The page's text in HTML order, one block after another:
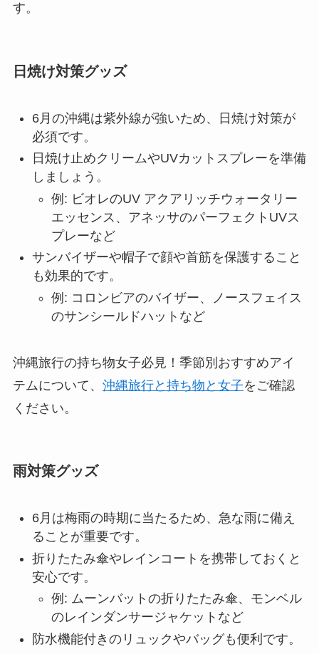
す。
日焼け対策グッズ
6月の沖縄は紫外線が強いため、日焼け対策が
必須です。
日焼け止めクリームやUVカットスプレーを準備
しましょう。
例: ビオレのUV アクアリッチウォータリー
エッセンス、アネッサのパーフェクトUVス
プレーなど
サンバイザーや帽子で顔や首筋を保護すること
も効果的です。
例: コロンビアのバイザー、ノースフェイス
のサンシールドハットなど
沖縄旅行の持ち物女子必見！季節別おすすめアイ
テムについて、 沖縄旅行と持ち物と女子をご確認
ください。
雨対策グッズ
6月は梅雨の時期に当たるため、急な雨に備え
ることが重要です。
折りたたみ傘やレインコートを携帯しておくと
安心です。
例: ムーンバットの折りたたみ傘、モンベル
のレインダンサージャケットなど
防水機能付きのリュックやバッグも便利です。